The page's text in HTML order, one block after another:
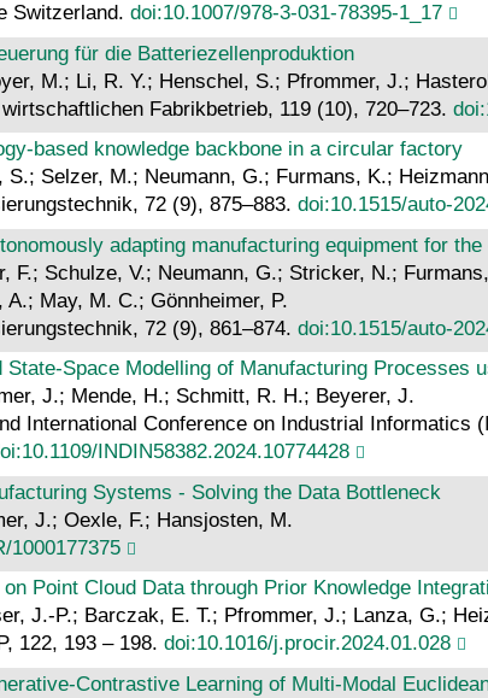
Switzerland. doi:10.1007/978-3-031-78395-1_17
für die Batteriezellenproduktion
M.; Li, R. Y.; Henschel, S.; Pfrommer, J.;
Fabrikbetrieb, 119 (10), 720–723.
based knowledge backbone in a circular factory
S.; Selzer, M.; Neumann, G.; Furmans, K.;
72 (9), 875–883. doi:10.1515/auto-
adapting manufacturing equipment for
F.; Schulze, V.; Neumann, G.; Stricker, N.;
A.; May, M. C.; Gönnheimer, P.
72 (9), 861–874. doi:10.1515/auto-
State-Space Modelling of Manufacturing Processes
J.; Mende, H.; Schmitt, R. H.; Beyerer, J.
International Conference on Industrial
INDIN58382.2024.10774428
Systems - Solving the Data Bottleneck
J.; Oexle, F.; Hansjosten, M.
1000177375
Point Cloud Data through Prior Knowledge
J.-P.; Barczak, E. T.; Pfrommer, J.; Lanza, G.;
122, 193 – 198. doi:10.1016/j.procir.2024.01.028
Contrastive Learning of Multi-Modal